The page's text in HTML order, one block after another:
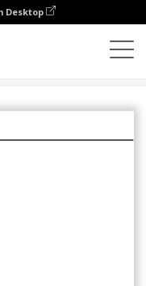
Desktop